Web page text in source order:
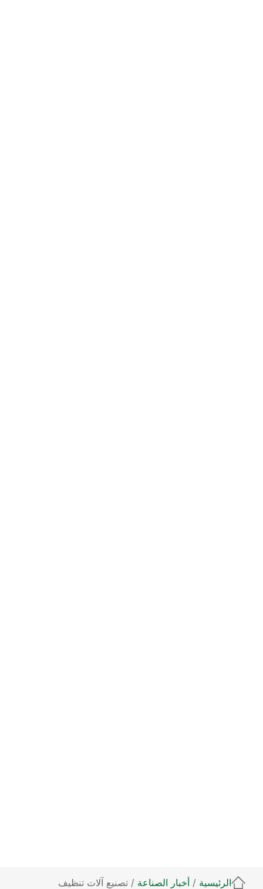
الرئيسية / أخبار الصناعة / تصنيع آلات تنظيف